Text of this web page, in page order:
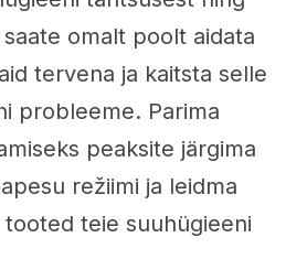
omalt poolt aidata
tervena ja kaitsta selle
probleeme. Parima
peaksite järgima
režiimi ja leidma
teie suuhügieeni